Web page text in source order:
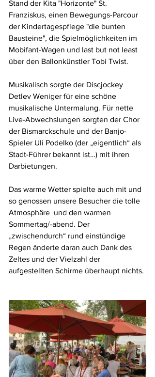
Stand der Kita "Horizonte" St.
Franziskus, einen Bewegungs-Parcour
der Kindertagespflege "die bunten
Bausteine", die Spielmöglichkeiten im
Mobifant-Wagen und last but not least
über den Ballonkünstler Tobi Twist.
Musikalisch sorgte der Discjockey
Detlev Weniger für eine schöne
musikalische Untermalung. Für nette
Live-Abwechslungen sorgten der Chor
der Bismarckschule und der Banjo-
Spieler Uli Podelko (der „eigentlich“ als
Stadt-Führer bekannt ist…) mit ihren
Darbietungen.
Das warme Wetter spielte auch mit und
so genossen unsere Besucher die tolle
Atmosphäre  und den warmen
Sommertag/-abend. Der
„zwischendurch“ rund einstündige
Regen änderte daran auch Dank des
Zeltes und der Vielzahl der
aufgestellten Schirme überhaupt nichts.